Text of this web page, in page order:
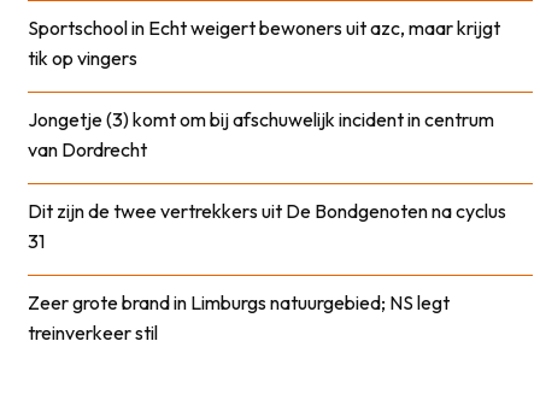
Sportschool in Echt weigert bewoners uit azc, maar krijgt
tik op vingers
Jongetje (3) komt om bij afschuwelijk incident in centrum
van Dordrecht
Dit zijn de twee vertrekkers uit De Bondgenoten na cyclus
31
Zeer grote brand in Limburgs natuurgebied; NS legt
treinverkeer stil